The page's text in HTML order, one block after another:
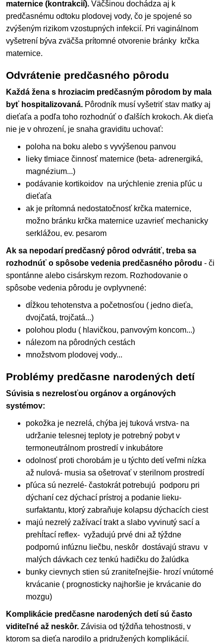
maternice (kontrakcií). Väčšinou dochádza aj k
predčasnému odtoku plodovej vody, čo je spojené so
zvýšeným rizikom vzostupných infekcií. Pri vaginálnom
vyšetrení býva zväčša prítomné otvorenie bránky krčka
maternice.
Odvrátenie predčasného pôrodu
Každá žena s hroziacim predčasným pôrodom by mala
byť hospitalizovaná. Pôrodník musí vyšetriť stav matky aj
dieťaťa a podľa toho rozhodnúť o ďalších krokoch. Ak dieťa
nie je v ohrození, je snaha graviditu uchovať:
poloha na boku alebo s vyvýšenou panvou
lieky tlmiace činnosť maternice (beta- adrenergiká,
magnézium...)
podávanie kortikoidov na urýchlenie zrenia pľúc u
dieťaťa
ak je prítomná nedostatočnosť krčka maternice,
možno bránku krčka maternice uzavrieť mechanicky
serklážou, ev. pesarom
Ak sa nepodarí predčasný pôrod odvrátiť, treba sa
rozhodnúť o spôsobe vedenia predčasného pôrodu - či
spontánne alebo cisárskym rezom. Rozhodovanie o
spôsobe vedenia pôrodu je ovplyvnené:
dĺžkou tehotenstva a početnosťou ( jedno dieťa,
dvojčatá, trojčatá...)
polohou plodu ( hlavičkou, panvovým koncom...)
nálezom na pôrodných cestách
množstvom plodovej vody...
Problémy predčasne narodených detí
Súvisia s nezrelosťou orgánov a orgánových
systémov:
pokožka je nezrelá, chýba jej tuková vrstva- na
udržanie telesnej teploty je potrebný pobyt v
termoneutrálnom prostredí v inkubátore
odolnosť proti chorobám je u týchto detí veľmi nízka
až nulová- musia sa ošetrovať v sterilnom prostredí
pľúca sú nezrelé- častokrát potrebujú podporu pri
dýchaní cez dýchací prístroj a podanie lieku-
surfaktantu, ktorý zabraňuje kolapsu dýchacích ciest
majú nezrelý zažívací trakt a slabo vyvinutý sací a
prehĺtací reflex- vyžadujú prvé dni až týždne
podpornú infúznu liečbu, neskôr dostávajú stravu v
malých dávkach cez tenkú hadičku do žalúdka
bunky cievnych stien sú zraniteľnejšie- hrozí vnútorné
krvácanie ( prognosticky najhoršie je krvácanie do
mozgu)
Komplikácie predčasne narodených detí sú často
viditeľné až neskôr. Závisia od týždňa tehostnosti, v
ktorom sa dieťa narodilo a pridružených komplikácií.